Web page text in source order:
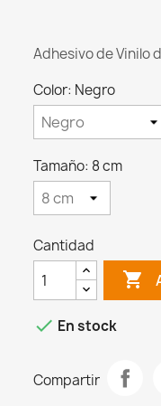
Adhesivo de Vinilo
Color: Negro
Tamaño: 8 cm
Cantidad

 En stock
Compartir